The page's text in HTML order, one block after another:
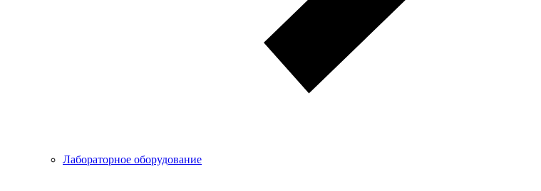
Лабораторное оборудование